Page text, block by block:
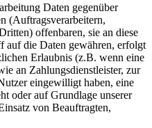
Daten gegenüber
(Auftragsverarbeitern,
offenbaren, sie an diese
auf die Daten gewähren, erfolgt
Erlaubnis (z.B. wenn eine
an Zahlungsdienstleister, zur
eingewilligt haben, eine
oder auf Grundlage unserer
von Beauftragten,